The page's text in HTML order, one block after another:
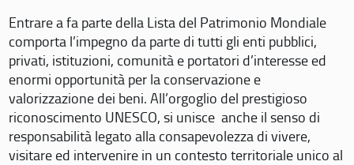
Entrare a fa parte della Lista del Patrimonio Mondiale
comporta l’impegno da parte di tutti gli enti pubblici,
privati, istituzioni, comunità e portatori d’interesse ed
enormi opportunità per la conservazione e
valorizzazione dei beni. All’orgoglio del prestigioso
riconoscimento UNESCO, si unisce anche il senso di
responsabilità legato alla consapevolezza di vivere,
visitare ed intervenire in un contesto territoriale unico al